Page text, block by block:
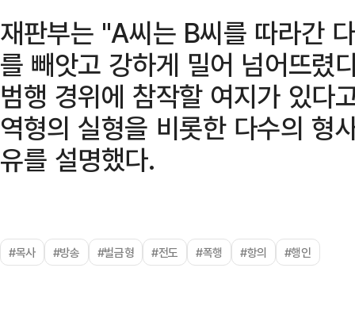
재판부는 "A씨는 B씨를 따라간
를 빼앗고 강하게 밀어 넘어뜨렸
범행 경위에 참작할 여지가 있다
역형의 실형을 비롯한 다수의 형
유를 설명했다.
#목사 #방송 #벌금형 #전도 #폭행 #항의 #행인